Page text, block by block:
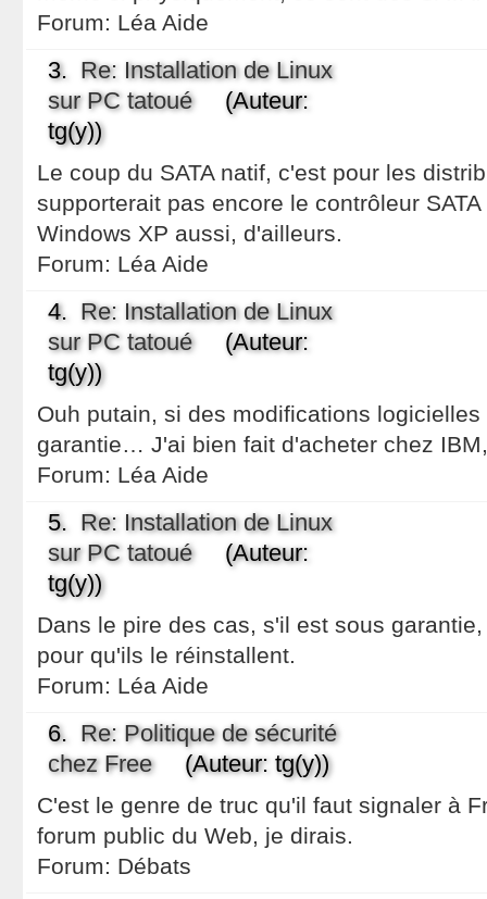
Forum: Léa Aide
3. Re: Installation de Linux
sur PC tatoué(Auteur:
tg(y))
Le coup du SATA natif, c'est pour les
supporterait pas encore le contrôleur
Windows XP aussi, d'ailleurs.
Forum: Léa Aide
4. Re: Installation de Linux
sur PC tatoué(Auteur:
tg(y))
Ouh putain, si des modifications
garantie… J'ai bien fait d'acheter chez
Forum: Léa Aide
5. Re: Installation de Linux
sur PC tatoué(Auteur:
tg(y))
Dans le pire des cas, s'il est sous
pour qu'ils le réinstallent.
Forum: Léa Aide
6. Re: Politique de sécurité
chez Free(Auteur: tg(y))
C'est le genre de truc qu'il faut signaler à
forum public du Web, je dirais.
Forum: Débats